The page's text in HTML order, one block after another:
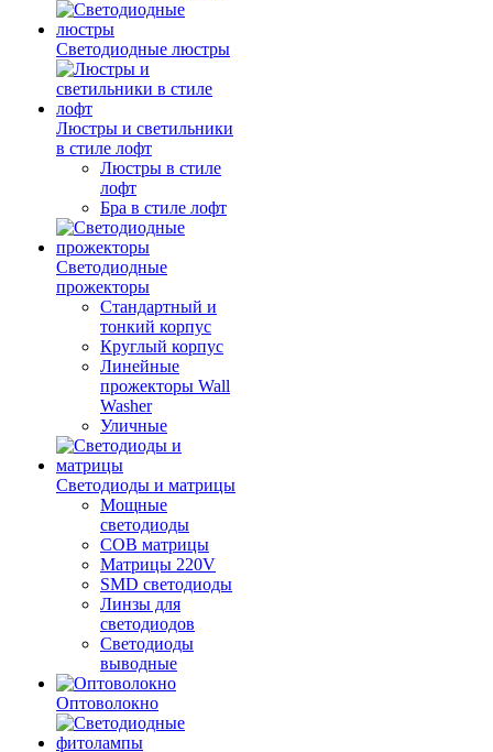
Светодиодные люстры
Люстры и светильники
в стиле лофт
Люстры в стиле
лофт
Бра в стиле лофт
Светодиодные
прожекторы
Стандартный и
тонкий корпус
Круглый корпус
Линейные
прожекторы Wall
Washer
Уличные
Светодиоды и матрицы
Мощные
светодиоды
COB матрицы
Матрицы 220V
SMD светодиоды
Линзы для
светодиодов
Светодиоды
выводные
Оптоволокно